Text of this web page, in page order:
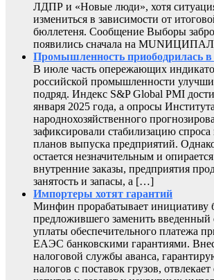
ЛДПР и «Новые люди», хотя
измениться в зависимости от
бюллетеня. Сообщение Выборы
появились сначала на
Промышленность приободрилась
В июле часть опережающих
российской промышленности
подряд. Индекс S&P Global PMI
января 2025 года, а опросы Института
народнохозяйственного
зафиксировали стабилизацию
планов выпуска предприятий.
остается незначительным и
внутренние заказы, предприятия
занятость и запасы, а […]
Импортеры хотят гарантий
Минфин прорабатывает инициативу
предложившего заменить
уплаты обеспечительного платежа
ЕАЭС банковскими гарантиями.
налоговой службы аванса,
налогов с поставок грузов,